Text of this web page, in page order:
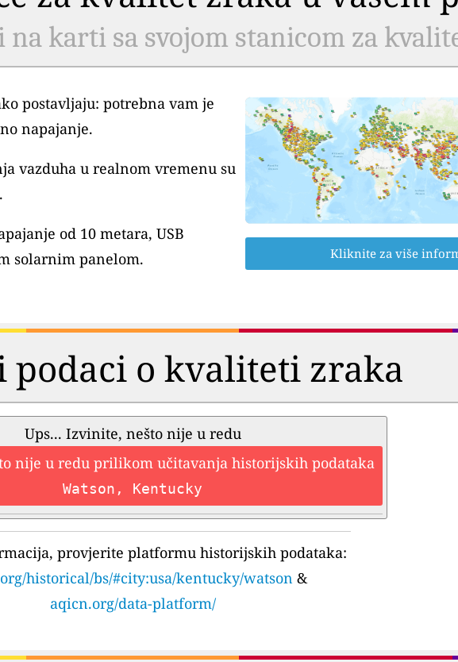
na karti sa svojom stanicom za
postavljaju: potrebna vam je
napajanje.
vazduha u realnom vremenu su
od 10 metara, USB
solarnim panelom.
Kliknite za više
o kvaliteti zraka
Ups... Izvinite, nešto nije u redu
nije u redu prilikom učitavanja historijskih podataka
Watson, Kentucky
provjerite platformu historijskih podataka:
historical/bs/#city:usa/kentucky/watson &
aqicn.org/data-platform/